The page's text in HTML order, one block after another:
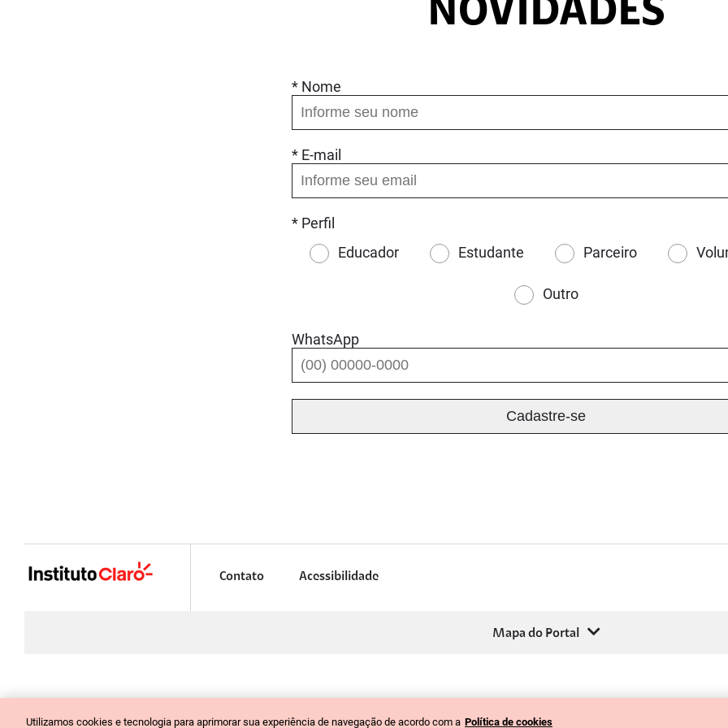
NOVIDADES
* Nome
* E-mail
* Perfil
Educador
Estudante Parceiro
Outro
WhatsApp
Contato Acessibilidade
Mapa do Portal
Utilizamos cookies e tecnologia para aprimorar sua experiência de navegação de acordo com a Política de cookies